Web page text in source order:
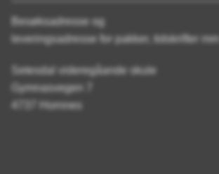
Besøksadresse og
leveringsadresse for pakker, tidskrifter mm
Setesdal videregåande skule
Gymnasvegen 7
4737 Hornnes